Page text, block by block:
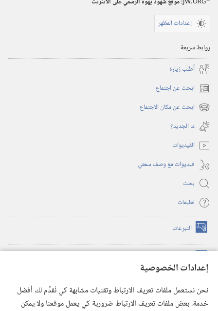
إعدادات الخصوصية
نحن نستعمل ملفات تعريف الارتباط وتقنيات مشابهة كي نُقدِّم لك أفضل
خدمة. بعض ملفات تعريف الارتباط ضرورية كي يعمل موقعنا ولا يمكن
إعدادات المظهر
روابط سريعة
أُطلب زيارة
ابحث عن اجتماع (يفتح
نافذة
جديدة)
ابحث عن مكان الاجتماع (يفتح
نافذة
جديدة)
ما الجديد؟‏
الفيديوات
فيديوات مع وصف سمعي
بحث
تعليمات
التبرعات (يفتح
نافذة
(يفتح
نافذة
(يفتح
نافذة
جديدة) تطبيق ®
JW Library